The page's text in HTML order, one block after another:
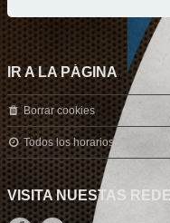
IR A LA PÁGINA
Borrar cookies
Todos los horarios son
VISITA NUESTAS